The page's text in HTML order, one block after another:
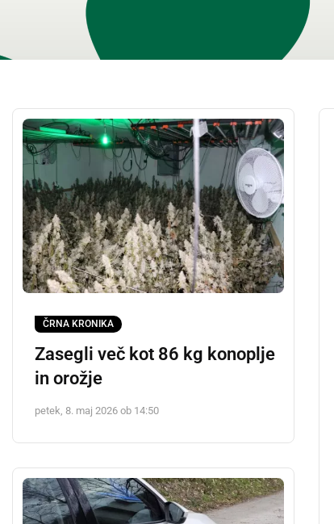
ČRNA KRONIKA
Zasegli več kot 86 kg konoplje
in orožje
petek, 8. maj 2026 ob 14:50